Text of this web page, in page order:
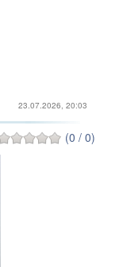
23.07.2026, 20:03
(0 / 0)